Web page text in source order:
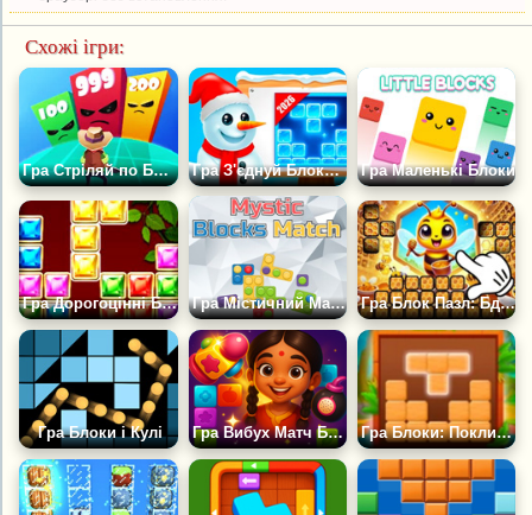
Схожі ігри:
Гра Стріляй по Блоках 3Д Гра З'єднуй Блоки: Новорічна Пригода Гра Маленькі Блоки
Гра Дорогоцінні Блоки Гра Містичний Матч Блоків Гра Блок Пазл: Бджолині стільники
Гра Блоки і Кулі Гра Вибух Матч Блок Гра Блоки: Поклик Каменя